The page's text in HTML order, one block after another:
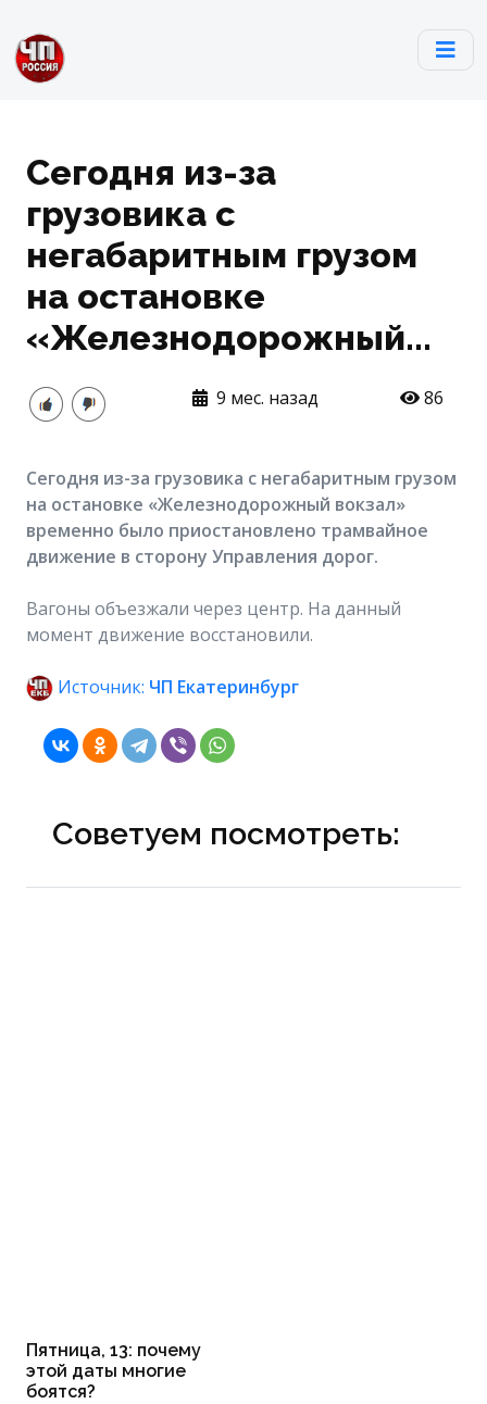
Сегодня из-за
грузовика с
негабаритным грузом
на остановке
«Железнодорожный...
9 мес. назад 86
Сегодня из-за грузовика с негабаритным грузом
на остановке «Железнодорожный вокзал»
временно было приостановлено трамвайное
движение в сторону Управления дорог.
Вагоны объезжали через центр. На данный
момент движение восстановили.
Источник: ЧП Екатеринбург
Советуем посмотреть:
Пятница, 13: почему
этой даты многие
боятся?